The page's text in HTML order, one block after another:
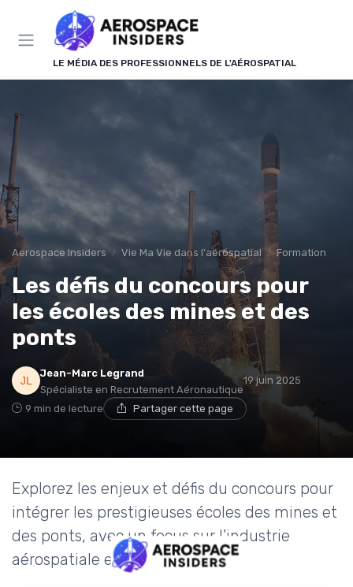
LE MÉDIA DES PROFESSIONNELS DE L'AÉROSPATIAL
Aerospace Insiders Vie Ma Vie dans l'aérospatial Formation
Les défis du concours pour
les écoles des mines et des
ponts
Jean-Marc Legrand
Spécialiste en Recrutement Aéronautique
19 juin 2025
9 min de lecture Partager cette page
Explorez les enjeux et défis du concours pour
intégrer les prestigieuses écoles des mines et
des ponts, avec un focus sur l'industrie
aérospatiale et de défense.
Panneau de gestion des cookies